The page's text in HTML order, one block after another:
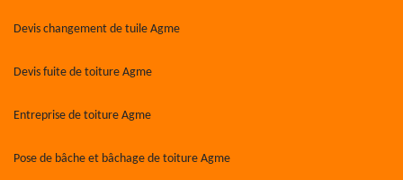
Devis changement de tuile Agme
Devis fuite de toiture Agme
Entreprise de toiture Agme
Pose de bâche et bâchage de toiture Agme